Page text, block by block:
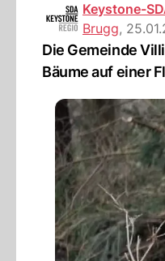
Keystone-
Brugg,
Die Gemeinde
Bäume auf einer